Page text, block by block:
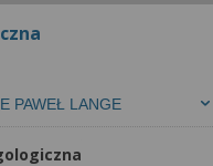
PAWEŁ LANGE